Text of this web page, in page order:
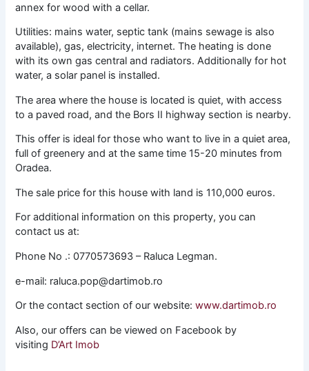
annex for wood with a cellar.
Utilities: mains water, septic tank (mains sewage is also
available), gas, electricity, internet. The heating is done
with its own gas central and radiators. Additionally for hot
water, a solar panel is installed.
The area where the house is located is quiet, with access
to a paved road, and the Bors II highway section is nearby.
This offer is ideal for those who want to live in a quiet area,
full of greenery and at the same time 15-20 minutes from
Oradea.
The sale price for this house with land is 110,000 euros.
For additional information on this property, you can
contact us at:
Phone No .: 0770573693 – Raluca Legman.
e-mail: raluca.pop@dartimob.ro
Or the contact section of our website:www.dartimob.ro
Also, our offers can be viewed on Facebook by
visiting D’Art Imob